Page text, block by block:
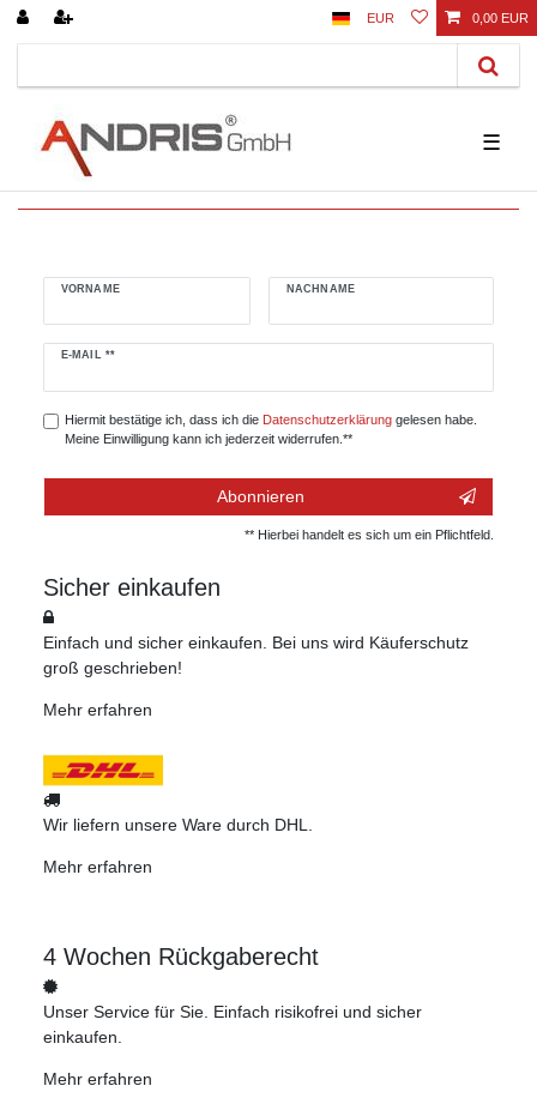
EUR 0,00 EUR
☰
VORNAME NACHNAME
E-MAIL **
Newsletter
Hiermit bestätige ich, dass ich die Daten­schutz­erklärunggelesen habe.
Meine Einwilligung kann ich jederzeit widerrufen.**
Abonnieren
** Hierbei handelt es sich um ein Pflichtfeld.
Sicher einkaufen
Einfach und sicher einkaufen. Bei uns wird Käuferschutz
groß geschrieben!
Mehr erfahren
Wir liefern unsere Ware durch DHL.
Mehr erfahren
4 Wochen Rückgaberecht
Unser Service für Sie. Einfach risikofrei und sicher
einkaufen.
Mehr erfahren